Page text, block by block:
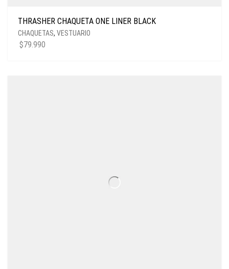
THRASHER CHAQUETA ONE LINER BLACK
CHAQUETAS, VESTUARIO
$79.990